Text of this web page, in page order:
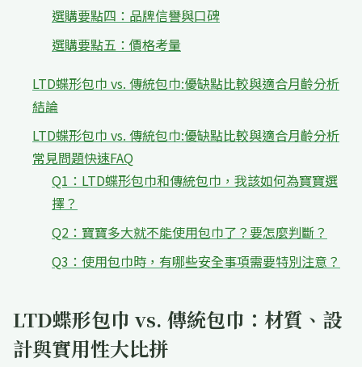
選購要點四：品牌信譽與口碑
選購要點五：價格考量
LTD蝶形包巾 vs. 傳統包巾:優缺點比較與適合月齡分析
結論
LTD蝶形包巾 vs. 傳統包巾:優缺點比較與適合月齡分析
常見問題快速FAQ
Q1：LTD蝶形包巾和傳統包巾，我該如何為寶寶選
擇？
Q2：寶寶多大就不能使用包巾了？要怎麼判斷？
Q3：使用包巾時，有哪些安全事項需要特別注意？
LTD蝶形包巾 vs. 傳統包巾：材質、設
計與實用性大比拼